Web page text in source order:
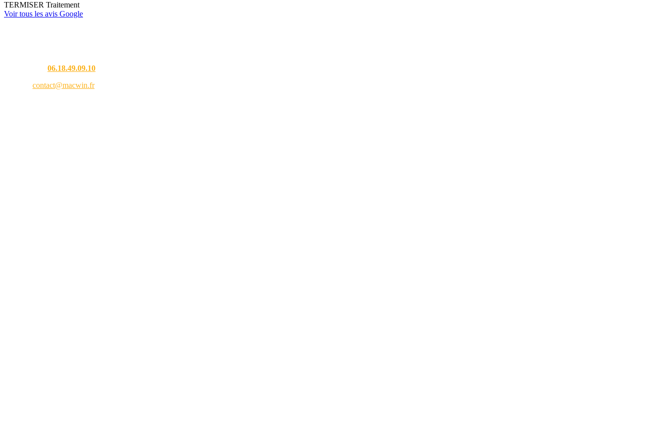
TERMISER Traitement
Voir tous les avis Google
06.18.49.09.10
contact@macwin.fr